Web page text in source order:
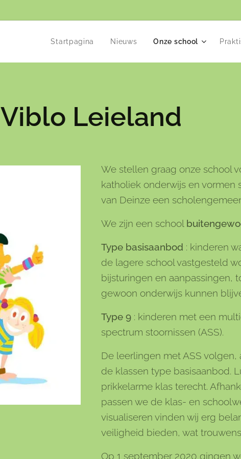
Startpagina Nieuws Onze school
Viblo Leieland
We stellen graag onze school
katholiek onderwijs en vormen
van Deinze een
We zijn een school
Type basisaanbod : kinderen
de lagere school vastgesteld
bijsturingen en aanpassingen,
gewoon onderwijs kunnen
Type 9 : kinderen met een
spectrum stoornissen (ASS).
De leerlingen met ASS
de klassen type basisaanbod.
prikkelarme klas terecht.
passen we de klas- en
visualiseren vinden wij erg
veiligheid bieden, wat
Op 1 september 2020 gingen